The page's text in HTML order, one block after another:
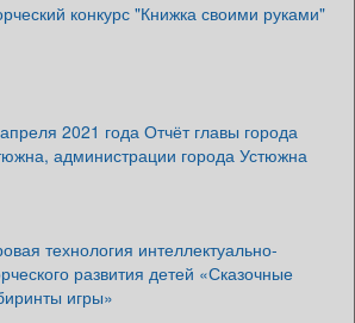
конкурс "Книжка своими руками"
2021 года Отчёт главы города
администрации города Устюжна
технология интеллектуально-
развития детей «Сказочные
игры»